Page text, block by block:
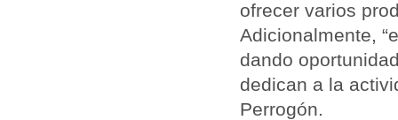
ofrecer varios
Adicionalmente,
dando
dedican a la
Perrogón.